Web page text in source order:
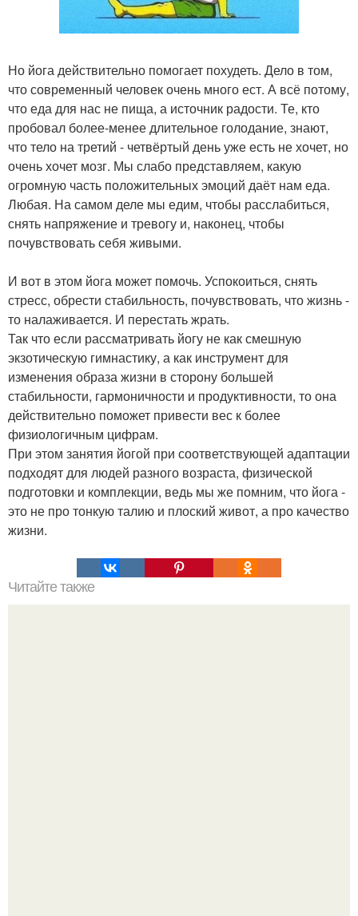
Но йога действительно помогает похудеть. Дело в том,
что современный человек очень много ест. А всё потому,
что еда для нас не пища, а источник радости. Те, кто
пробовал более-менее длительное голодание, знают,
что тело на третий - четвёртый день уже есть не хочет, но
очень хочет мозг. Мы слабо представляем, какую
огромную часть положительных эмоций даёт нам еда.
Любая. На самом деле мы едим, чтобы расслабиться,
снять напряжение и тревогу и, наконец, чтобы
почувствовать себя живыми.
И вот в этом йога может помочь. Успокоиться, снять
стресс, обрести стабильность, почувствовать, что жизнь -
то налаживается. И перестать жрать.
Так что если рассматривать йогу не как смешную
экзотическую гимнастику, а как инструмент для
изменения образа жизни в сторону большей
стабильности, гармоничности и продуктивности, то она
действительно поможет привести вес к более
физиологичным цифрам.
При этом занятия йогой при соответствующей адаптации
подходят для людей разного возраста, физической
подготовки и комплекции, ведь мы же помним, что йога -
это не про тонкую талию и плоский живот, а про качество
жизни.
Читайте также